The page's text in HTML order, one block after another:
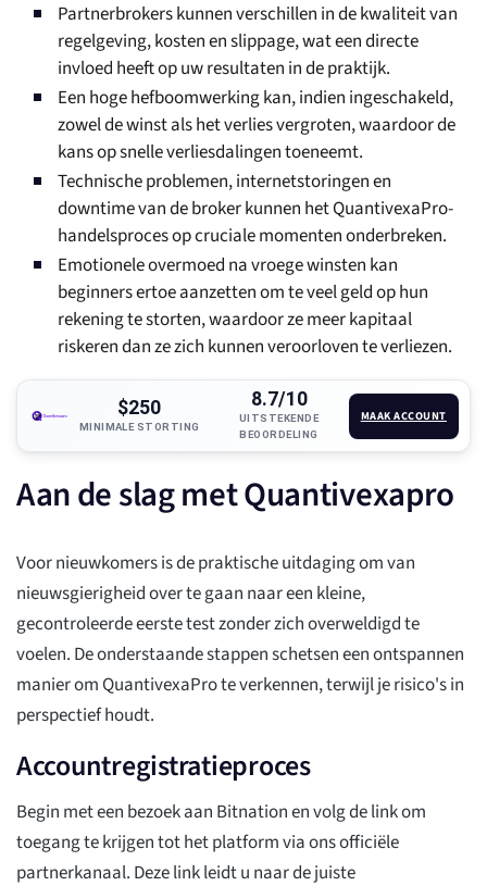
Partnerbrokers kunnen verschillen in de kwaliteit van
regelgeving, kosten en slippage, wat een directe
invloed heeft op uw resultaten in de praktijk.
Een hoge hefboomwerking kan, indien ingeschakeld,
zowel de winst als het verlies vergroten, waardoor de
kans op snelle verliesdalingen toeneemt.
Technische problemen, internetstoringen en
downtime van de broker kunnen het QuantivexaPro-
handelsproces op cruciale momenten onderbreken.
Emotionele overmoed na vroege winsten kan
beginners ertoe aanzetten om te veel geld op hun
rekening te storten, waardoor ze meer kapitaal
riskeren dan ze zich kunnen veroorloven te verliezen.
$250
MINIMALE STORTING
8.7/10
UITSTEKENDE
BEOORDELING
MAAK ACCOUNT
Aan de slag met Quantivexapro
Voor nieuwkomers is de praktische uitdaging om van
nieuwsgierigheid over te gaan naar een kleine,
gecontroleerde eerste test zonder zich overweldigd te
voelen. De onderstaande stappen schetsen een ontspannen
manier om QuantivexaPro te verkennen, terwijl je risico's in
perspectief houdt.
Accountregistratieproces
Begin met een bezoek aan Bitnation en volg de link om
toegang te krijgen tot het platform via ons officiële
partnerkanaal. Deze link leidt u naar de juiste